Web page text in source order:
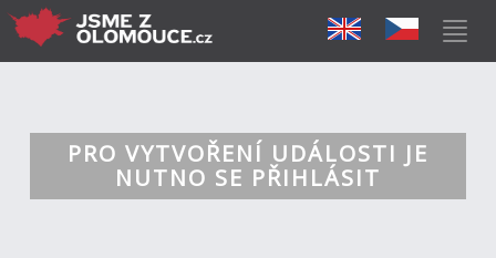
PRO VYTVOŘENÍ UDÁLOSTI JE
NUTNO SE PŘIHLÁSIT